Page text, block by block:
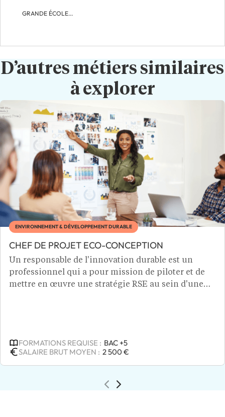
GRANDE ÉCOLE...
D’autres métiers similaires
à explorer
ENVIRONNEMENT & DÉVELOPPEMENT DURABLE
CHEF DE PROJET ECO-CONCEPTION
Un responsable de l'innovation durable est un
professionnel qui a pour mission de piloter et de
mettre en œuvre une stratégie RSE au sein d'une
identifie les tendances de marché ou besoins
sociétaux. Ce spécialiste du marketing responsable
l'innovation et introduit des indicateurs de
FORMATIONS REQUISE : BAC +5
SALAIRE BRUT MOYEN : 2 500 €